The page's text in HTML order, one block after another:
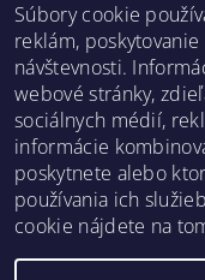
2026 ©
Súbory cookie
reklám,
návštevnosti.
webové stránky,
sociálnych médií,
informácie
poskytnete alebo
používania ich
cookie nájdete na